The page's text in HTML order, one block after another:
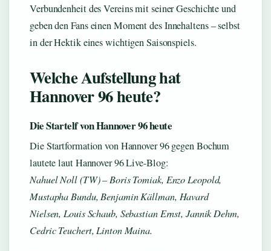
Verbundenheit des Vereins mit seiner Geschichte und
geben den Fans einen Moment des Innehaltens – selbst
in der Hektik eines wichtigen Saisonspiels.
Welche Aufstellung hat
Hannover 96 heute?
Die Startelf von Hannover 96 heute
Die Startformation von Hannover 96 gegen Bochum
lautete laut Hannover 96 Live-Blog:
Nahuel Noll (TW) – Boris Tomiak, Enzo Leopold,
Mustapha Bundu, Benjamin Källman, Havard
Nielsen, Louis Schaub, Sebastian Ernst, Jannik Dehm,
Cedric Teuchert, Linton Maina.